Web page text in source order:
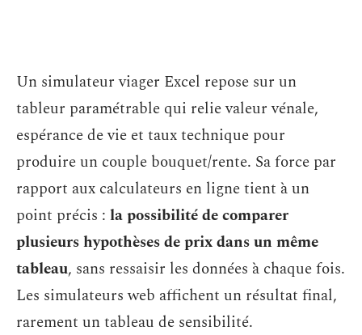
Un simulateur viager Excel repose sur un
tableur paramétrable qui relie valeur vénale,
espérance de vie et taux technique pour
produire un couple bouquet/rente. Sa force par
rapport aux calculateurs en ligne tient à un
point précis : la possibilité de comparer
plusieurs hypothèses de prix dans un même
tableau, sans ressaisir les données à chaque fois.
Les simulateurs web affichent un résultat final,
rarement un tableau de sensibilité.